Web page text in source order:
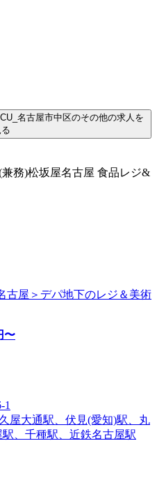
名古屋市中区のその他の求人を
る
務)松坂屋名古屋 食品レジ&
古屋＞デパ地下のレジ＆美術
〜
1
屋大通駅、伏見(愛知)駅、丸
、千種駅、近鉄名古屋駅